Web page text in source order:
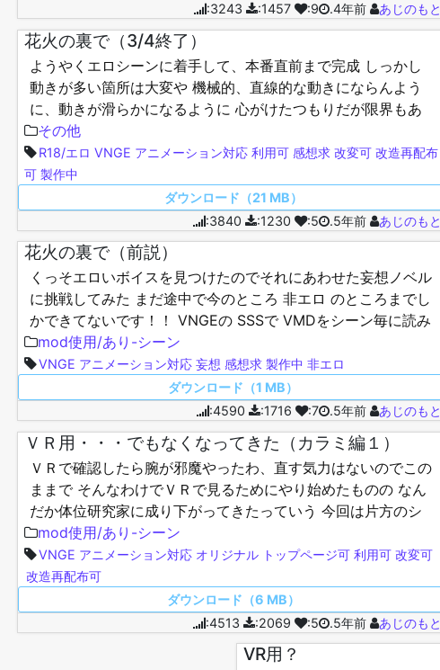
:3243
:1457 :9 .4年前 あじのもと
花火の裏で（3/4終了）
ようやくエロシーンに着手して、本番直前まで完成 しっかし
動きが多い箇所は大変や 機械的、直線的な動きにならんよう
に、動きが滑らかになるように 心がけたつもりだが限界もあ
るうえに音声と動きの同期とるとか ＼(^o^)／お脳…
その他
R18/エロ VNGE アニメーション対応 利用可 感想求 改変可 改造再配布
可 製作中
ダウンロード（21 MB）
:3840
:1230 :5 .5年前 あじのもと
花火の裏で（前説）
くっそエロいボイスを見つけたのでそれにあわせた妄想ノベル
に挑戦してみた まだ途中で今のところ 非エロ のところまでし
かできてないです！！ VNGEの SSSで VMDをシーン毎に読み
込めればあっさり解決なんやろう？ でき…
mod使用/あり-シーン
VNGE アニメーション対応 妄想 感想求 製作中 非エロ
ダウンロード（1 MB）
:4590
:1716 :7 .5年前 あじのもと
ＶＲ用・・・でもなくなってきた（カラミ編１）
ＶＲで確認したら腕が邪魔やったわ、直す気力はないのでこの
ままで そんなわけでＶＲで見るためにやり始めたものの なん
だか体位研究家に成り下がってきたっていう 今回は片方のシ
ーンは乳デカキャラに差し替えると破綻しますん・・・…
mod使用/あり-シーン
VNGE アニメーション対応 オリジナル トップページ可 利用可 改変可
改造再配布可
ダウンロード（6 MB）
:4513
:2069 :5 .5年前 あじのもと
VR用？